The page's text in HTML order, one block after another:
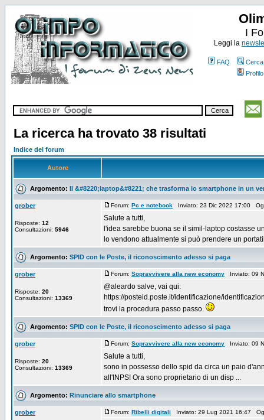
I
Leggi la
FAQ
Cerca
Profilo
La ricerca ha trovato 38 risultati
Indice del forum
Autore
Argomento: Il &#8220;laptop&#8221; che trasforma lo smartphone in un
grober
Risposte: 12
Consultazioni: 5946
Forum: Pc e notebook Inviato: 23 Dic 2022 17:00
Salute a tutti,
l'idea sarebbe buona se il simil-laptop costasse
lo vendono attualmente si può prendere un
Argomento: SPID con le Poste, il riconoscimento adesso si paga
grober
Risposte: 20
Consultazioni: 13369
Forum: Sopravvivere alla new economy Inviato: 09
@aleardo salve, vai qui:
https://posteid.poste.it/identificazione/
trovi la procedura passo passo.
Argomento: SPID con le Poste, il riconoscimento adesso si paga
grober
Risposte: 20
Consultazioni: 13369
Forum: Sopravvivere alla new economy Inviato: 09
Salute a tutti,
sono in possesso dello spid da circa un paio
all'INPS! Ora sono proprietario di un disp ...
Argomento: Rinunciare allo smartphone
grober Forum: Ribelli digitali Inviato: 29 Lug 2021 16:47